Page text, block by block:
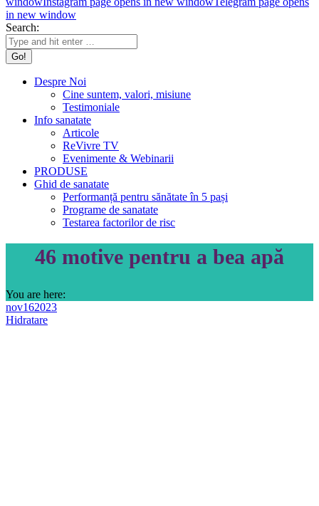
in new window
Search:
Despre Noi
Cine suntem, valori, misiune
Testimoniale
Info sanatate
Articole
ReVivre TV
Evenimente & Webinarii
PRODUSE
Ghid de sanatate
Performanță pentru sănătate în 5 pași
Programe de sanatate
Testarea factorilor de risc
46 motive pentru a bea apă
You are here:
nov162023
Hidratare